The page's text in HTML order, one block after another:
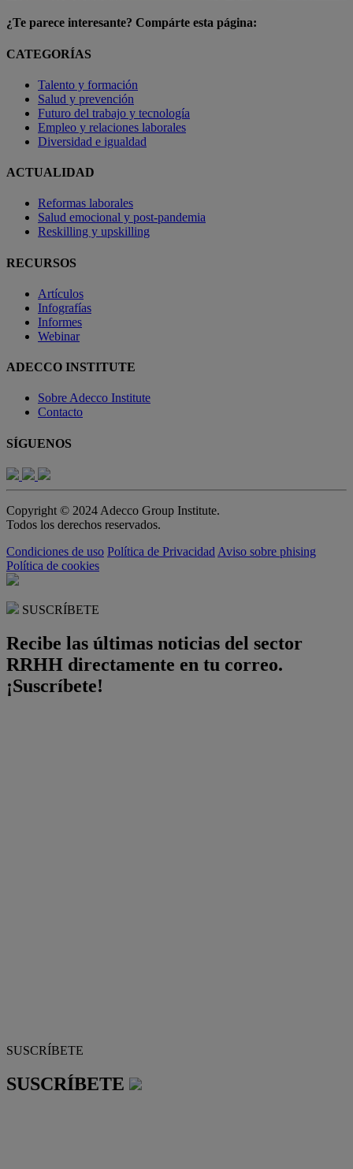
¿Te parece interesante? Compárte esta página:
CATEGORÍAS
Talento y formación
Salud y prevención
Futuro del trabajo y tecnología
Empleo y relaciones laborales
Diversidad e igualdad
ACTUALIDAD
Reformas laborales
Salud emocional y post-pandemia
Reskilling y upskilling
RECURSOS
Artículos
Infografías
Informes
Webinar
ADECCO INSTITUTE
Sobre Adecco Institute
Contacto
SÍGUENOS
Copyright © 2024 Adecco Group Institute.
Todos los derechos reservados.
Condiciones de uso Política de Privacidad Aviso sobre phising
Política de cookies
SUSCRÍBETE
Recibe las últimas noticias del sector
RRHH directamente en tu correo.
¡Suscríbete!
SUSCRÍBETE
SUSCRÍBETE